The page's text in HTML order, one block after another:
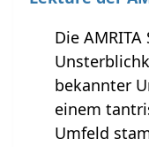
Die
bekannter
einem
Umfeld